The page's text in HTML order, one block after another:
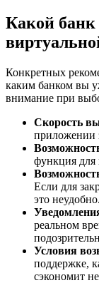
Какой
Конкретных
каким банком вы
внимание при
Скорость
приложении
функция для
Если для
это неудобно.
реальном
Условия
поддержке,
сэкономит